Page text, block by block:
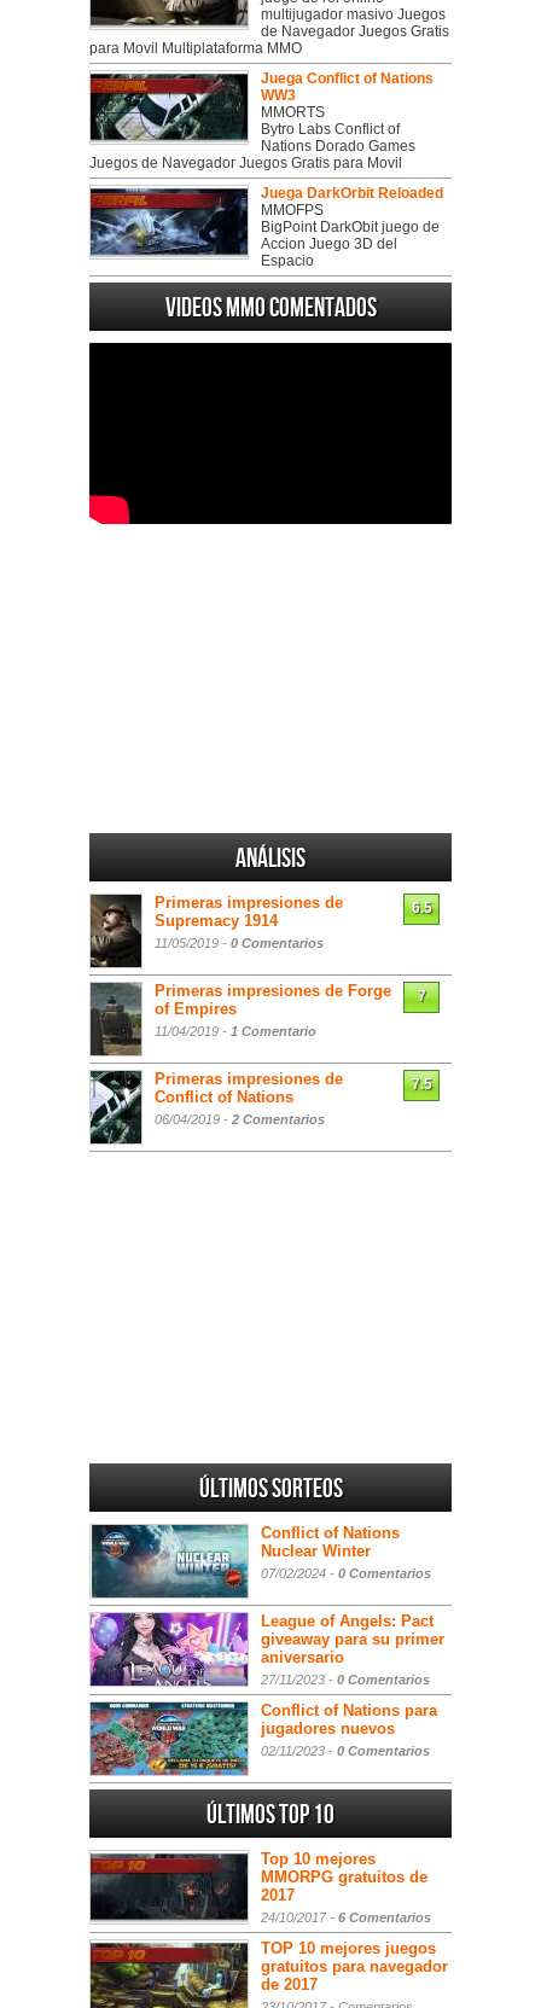
multijugador masivo Juegos
de Navegador Juegos Gratis
para Movil Multiplataforma MMO
Juega Conflict of Nations
WW3
MMORTS
Bytro Labs Conflict of
Nations Dorado Games
Juegos de Navegador Juegos Gratis para Movil
Juega DarkOrbit Reloaded
MMOFPS
BigPoint DarkObit juego de
Accion Juego 3D del
Espacio
Videos MMO Comentados
Análisis
Primeras impresiones de
Supremacy 1914
11/05/2019 - 0 Comentarios
6.5
Primeras impresiones de Forge
of Empires
11/04/2019 - 1 Comentario
7
Primeras impresiones de
Conflict of Nations
06/04/2019 - 2 Comentarios
7.5
Últimos sorteos
Conflict of Nations
Nuclear Winter
07/02/2024 - 0 Comentarios
League of Angels: Pact
giveaway para su primer
aniversario
27/11/2023 - 0 Comentarios
Conflict of Nations para
jugadores nuevos
02/11/2023 - 0 Comentarios
Últimos Top 10
Top 10 mejores
MMORPG gratuitos de
2017
24/10/2017 - 6 Comentarios
TOP 10 mejores juegos
gratuitos para navegador
de 2017